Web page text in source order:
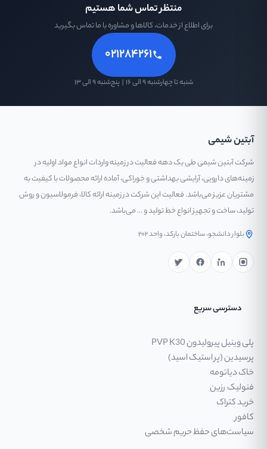
منتظر تماس شما هستیم
برای اطلاع از خدمات، کالاها و مشاوره با ما تماس بگیرید
۰۲۱۲۸۴۲۶۱
شنبه تا چهارشنبه ۹ الی ۱۶ | پنج‌شنبه ۹ الی ۱۳
آبتین شیمی
شرکت آبتین شیمی طی یک دهه فعالیت در زمینه واردات انواع مواد اولیه در
زمینه‌های دارویی، آرایشی بهداشتی و خوراکی، آماده ارائه محصولات با کیفیت به
مشتریان عزیز می‌باشد. فعالیت این شرکت در زمینه ارائه کالا، فرمولاسیون و روش
تولید، ساخت و تجهیز انواع خط تولید و ... می‌باشد.
بلوار دانشجو، ساختمان بارکد، واحد ۲۰۲
دسترسی سریع
پلی وینیل پیرولیدون PVP K30
پرسیدین (پر استیک اسید)
خاک دیاتومه
فنولیک رزین
خرید کتراک
کافور
سیاست‌های حفظ حریم شخصی